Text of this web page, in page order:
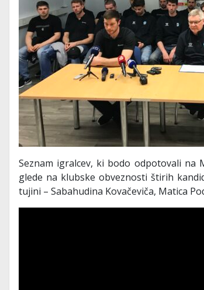
Seznam igralcev, ki bodo odpotovali na
glede na klubske obveznosti štirih
tujini – Sabahudina Kovačeviča, Matica